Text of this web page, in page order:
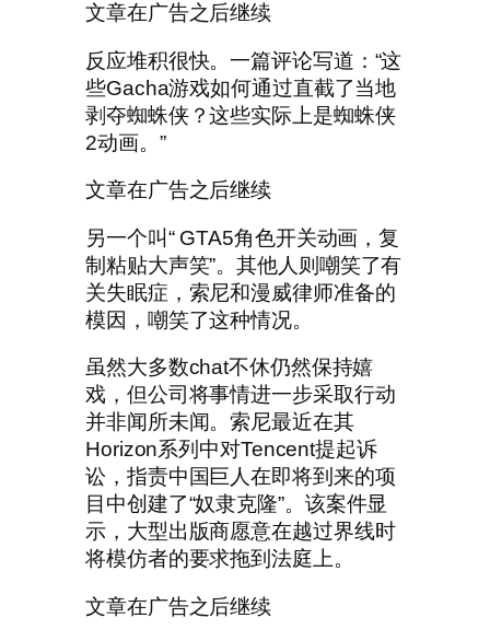
文章在广告之后继续
反应堆积很快。一篇评论写道：“这
些Gacha游戏如何通过直截了当地
剥夺蜘蛛侠？这些实际上是蜘蛛侠
2动画。”
文章在广告之后继续
另一个叫“ GTA5角色开关动画，复
制粘贴大声笑”。其他人则嘲笑了有
关失眠症，索尼和漫威律师准备的
模因，嘲笑了这种情况。
虽然大多数chat不休仍然保持嬉
戏，但公司将事情进一步采取行动
并非闻所未闻。索尼最近在其
Horizo​​n系列中对Tencent提起诉
讼，指责中国巨人在即将到来的项
目中创建了“奴隶克隆”。该案件显
示，大型出版商愿意在越过界线时
将模仿者的要求拖到法庭上。
文章在广告之后继续